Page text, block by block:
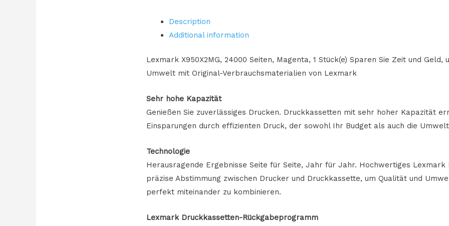
Description
Additional information
Lexmark X950X2MG, 24000 Seiten, Magenta, 1 Stück(e) Sparen Sie Zeit und Geld,
Umwelt mit Original-Verbrauchsmaterialien von Lexmark
Sehr hohe Kapazität
Genießen Sie zuverlässiges Drucken. Druckkassetten mit sehr hoher Kapazität
Einsparungen durch effizienten Druck, der sowohl Ihr Budget als auch die
Technologie
Herausragende Ergebnisse Seite für Seite, Jahr für Jahr. Hochwertiges Lexmark
präzise Abstimmung zwischen Drucker und Druckkassette, um Qualität und
perfekt miteinander zu kombinieren.
Lexmark Druckkassetten-Rückgabeprogramm